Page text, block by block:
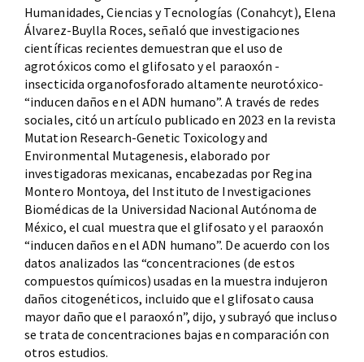
Humanidades, Ciencias y Tecnologías (Conahcyt), Elena
Álvarez-Buylla Roces, señaló que investigaciones
científicas recientes demuestran que el uso de
agrotóxicos como el glifosato y el paraoxón -
insecticida organofosforado altamente neurotóxico-
“inducen daños en el ADN humano”. A través de redes
sociales, citó un artículo publicado en 2023 en la revista
Mutation Research-Genetic Toxicology and
Environmental Mutagenesis, elaborado por
investigadoras mexicanas, encabezadas por Regina
Montero Montoya, del Instituto de Investigaciones
Biomédicas de la Universidad Nacional Autónoma de
México, el cual muestra que el glifosato y el paraoxón
“inducen daños en el ADN humano”. De acuerdo con los
datos analizados las “concentraciones (de estos
compuestos químicos) usadas en la muestra indujeron
daños citogenéticos, incluido que el glifosato causa
mayor daño que el paraoxón”, dijo, y subrayó que incluso
se trata de concentraciones bajas en comparación con
otros estudios.